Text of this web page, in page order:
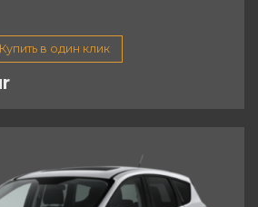
Купить в один клик